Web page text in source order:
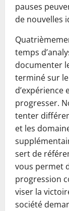
pauses
de nouvelles
temps
documenter
terminé sur
progresser.
tenter
et les
sert de
vous permet
progression
viser la
société